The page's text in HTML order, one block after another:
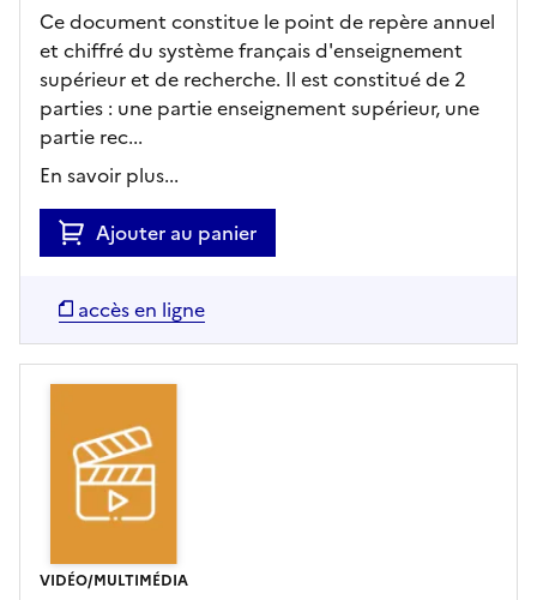
Ce document constitue le point de repère annuel
et chiffré du système français d'enseignement
supérieur et de recherche. Il est constitué de 2
parties : une partie enseignement supérieur, une
partie rec...
En savoir plus...
Ajouter au panier
accès en ligne
VIDÉO/MULTIMÉDIA